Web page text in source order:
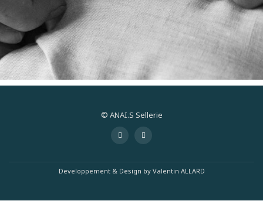
© ANAI.S Sellerie
secondaire
Developpement & Design by Valentin ALLARD